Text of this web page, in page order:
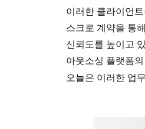
이러한 클라이언
스크로 계약을 통
신뢰도를 높이고
아웃소싱 플랫폼
오늘은 이러한 업